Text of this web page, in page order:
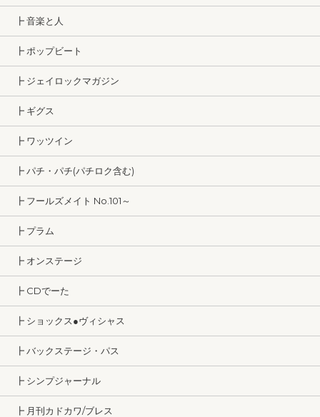
┣ 音楽と人
┣ ポップビート
┣ ジェイロックマガジン
┣ ギグス
┣ ワッツイン
┣ パチ・パチ(パチロク含む)
┣ フールズメイト No.101～
┣ プラム
┣ オンステージ
┣ CDでーた
┣ ショックス●ヴィシャス
┣ バックステージ・パス
┣ シンプジャーナル
┣ 月刊カドカワ/ブレス